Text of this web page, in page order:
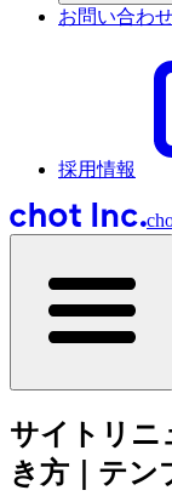
お問い合わ
採用情報
サイトリニ
き方｜テン